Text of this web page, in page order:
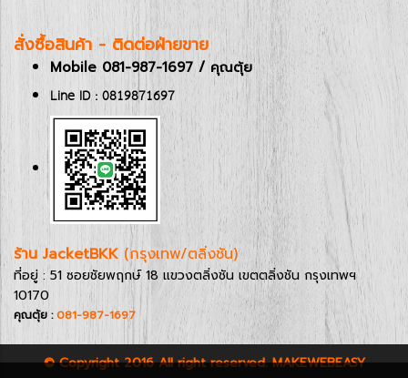
สั่งซื้อสินค้า - ติดต่อฝ่ายขาย
Mobile 081-987-1697 / คุณตุ้ย
Line ID : 0819871697
ร้าน JacketBKK (กรุงเทพ/ตลิ่งชัน)
ที่อยู่ : 51 ซอยชัยพฤกษ์ 18 แขวงตลิ่งชัน เขตตลิ่งชัน กรุงเทพฯ
10170
คุณตุ้ย :081-987-1697
© Copyright 2016 All right reserved. MAKEWEBEASY